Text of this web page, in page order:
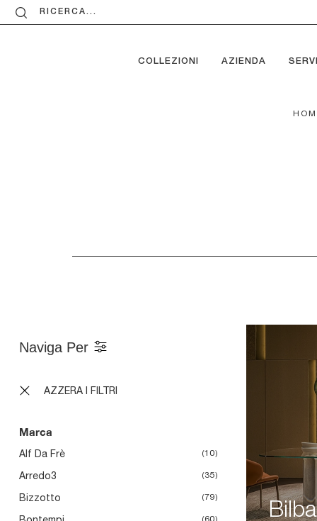
RICERCA...
COLLEZIONI AZIENDA
Naviga Per
AZZERA I FILTRI
Marca
Alf Da Frè 10
Arredo3 35
Bizzotto 79
60